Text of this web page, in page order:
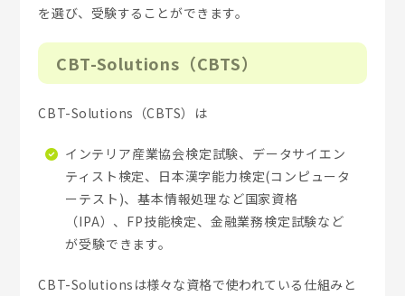
を選び、受験することができます。
CBT-Solutions（CBTS）
CBT-Solutions（CBTS）は
インテリア産業協会検定試験、データサイエン
ティスト検定、日本漢字能力検定(コンピュータ
ーテスト)、基本情報処理など国家資格
（IPA）、FP技能検定、金融業務検定試験など
が受験できます。
CBT-Solutionsは様々な資格で使われている仕組みと